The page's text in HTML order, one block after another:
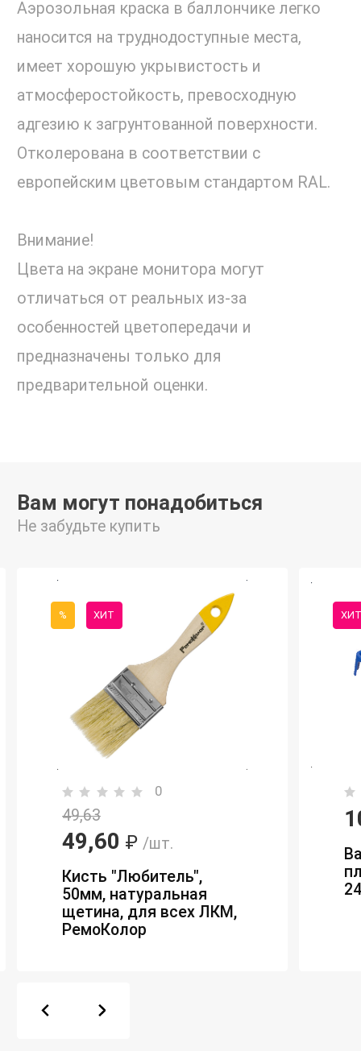
Аэрозольная краска в баллончике легко
наносится на труднодоступные места,
имеет хорошую укрывистость и
атмосферостойкость, превосходную
адгезию к загрунтованной поверхности.
Отколерована в соответствии с
европейским цветовым стандартом RAL.
Внимание!
Цвета на экране монитора могут
отличаться от реальных из-за
особенностей цветопередачи и
предназначены только для
предварительной оценки.
Вам могут понадобиться
Не забудьте купить
% ХИТ
0
49,63
49,60 ₽ /шт.
Кисть "Любитель",
50мм, натуральная
щетина, для всех ЛКМ,
РемоКолор
ХИТ